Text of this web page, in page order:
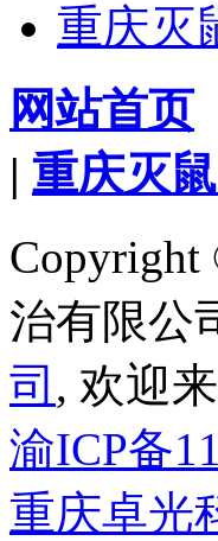
重庆灭
网站首页
| 重庆灭鼠
Copyright
治有限公
司 , 欢迎
渝ICP备
重庆卓光